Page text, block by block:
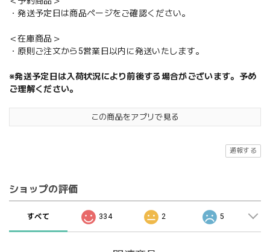
・発送予定日は商品ページをご確認ください。
＜在庫商品＞
・原則ご注文から5営業日以内に発送いたします。
※発送予定日は入荷状況により前後する場合がございます。予め
ご理解ください。
この商品をアプリで見る
通報する
ショップの評価
すべて 334 2 5